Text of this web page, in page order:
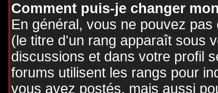
Comment puis-je changer
En général, vous ne pouvez
(le titre d'un rang apparaît sous
discussions et dans votre profil
forums utilisent les rangs pour
vous avez postés, mais aussi